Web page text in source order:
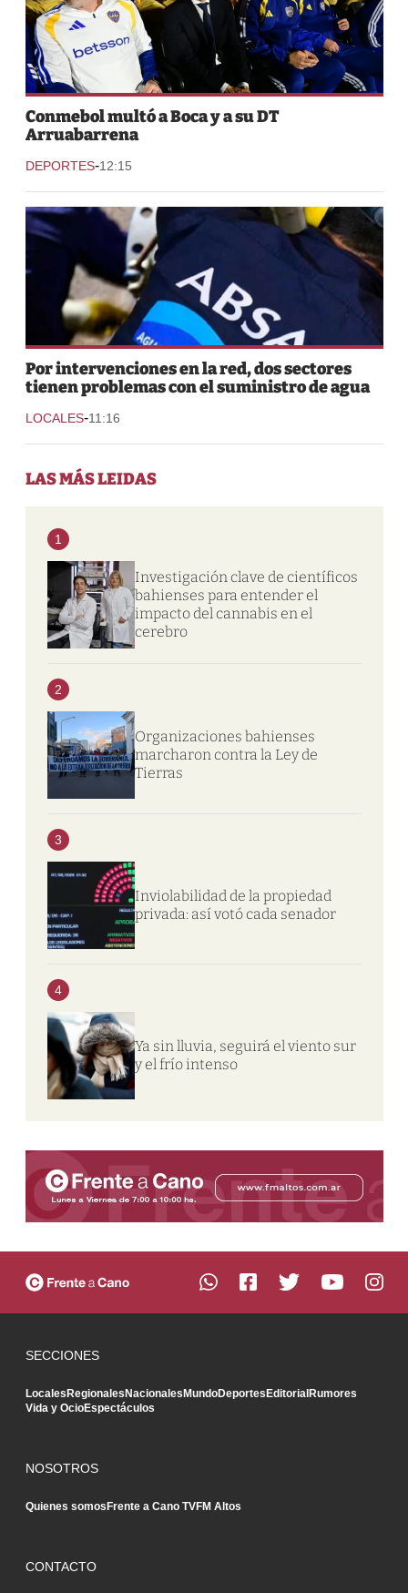
Conmebol multó a Boca y a su DT
Arruabarrena
DEPORTES-12:15
Por intervenciones en la red, dos sectores
tienen problemas con el suministro de agua
LOCALES-11:16
LAS MÁS LEIDAS
1
Investigación clave de científicos
bahienses para entender el
impacto del cannabis en el
cerebro
2
Organizaciones bahienses
marcharon contra la Ley de
Tierras
3
Inviolabilidad de la propiedad
privada: así votó cada senador
4
Ya sin lluvia, seguirá el viento sur
y el frío intenso
SECCIONES
LocalesRegionalesNacionalesMundoDeportesEditorialRumores
Vida y OcioEspectáculos
NOSOTROS
Quienes somosFrente a Cano TVFM Altos
CONTACTO